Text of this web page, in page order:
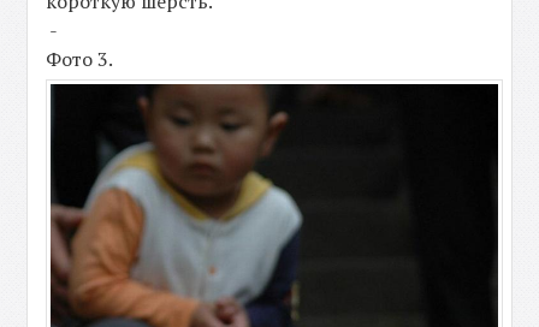
-
Фото 3.